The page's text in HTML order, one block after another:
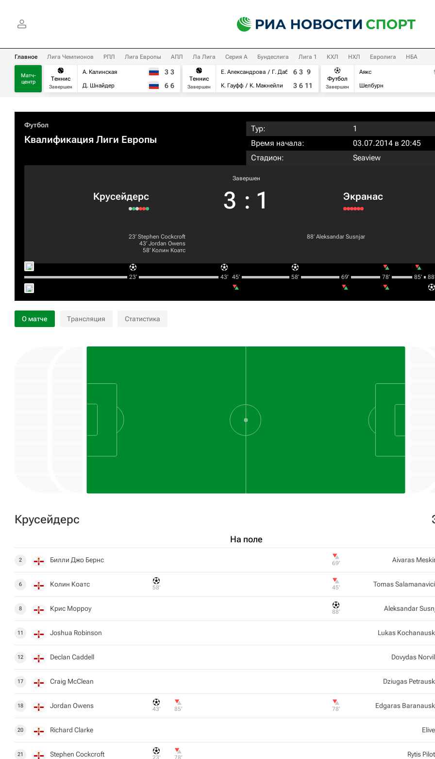
Главное Лига Чемпионов РПЛ Лига Европы АПЛ Ла Лига Серия А Бундеслига Лига 1 КХЛ НХЛ Евролига НБА
Матч-
центр
Теннис
Завершен
А. Калинская
Д. Шнайдер
3 3
6 6
Теннис
Завершен
Е. Александрова
Г. Дабровски
К. Гауфф
К. Макнейли
6 3 9
3 6 11
Футбол
Завершен
Аякс
Шелбурн
Футбол
Квалификация Лиги Европы
Тур:
1
Время начала:
03.07.2014 в 20:45
Стадион:
Seaview
Крусейдерс
Завершен
3 : 1 Экранас
23‎’‎ Stephen Cockcroft
43‎’‎ Jordan Owens
58‎’‎ Колин Коатс
88‎’‎ Aleksandar Susnjar
23‎’‎ 43‎’‎ 45‎’‎ 58‎’‎ 69‎’‎ 78‎’‎ 85‎’‎
О матче Трансляция Статистика
Крусейдерс
На поле
2 Билли Джо Бернс
6 Колин Коатс 58‎’‎
8 Крис Морроу
11 Joshua Robinson
12 Declan Caddell
17 Craig McClean
18 Jordan Owens 43‎’‎ 85‎’‎
20 Richard Clarke
21 Stephen Cockcroft 23‎’‎ 78‎’‎
Aivaras
69‎’‎
Tomas
45‎’‎
Aleksandar
88‎’‎
Lukas
Dovydas
Dziugas
Edgaras
78‎’‎
Rytis